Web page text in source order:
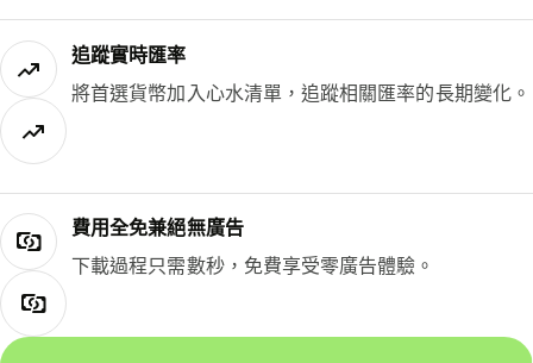
追蹤實時匯率
將首選貨幣加入心水清單，追蹤相關匯率的長期變化。
費用全免兼絕無廣告
下載過程只需數秒，免費享受零廣告體驗。